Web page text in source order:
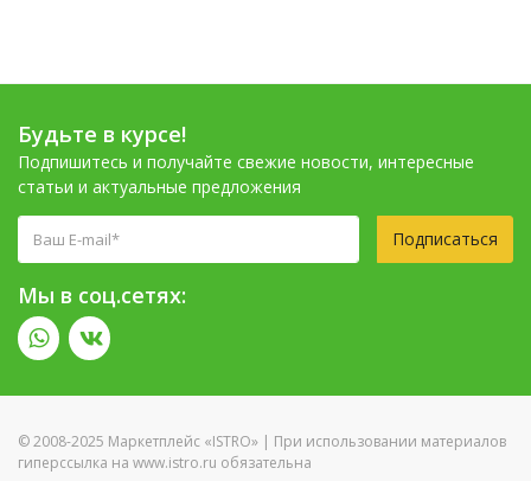
Будьте в курсе!
Подпишитесь и получайте свежие новости, интересные
статьи и актуальные предложения
Подписаться
Мы в соц.сетях:
© 2008-2025 Маркетплейс «ISTRO» | При использовании материалов
гиперссылка на www.istro.ru обязательна